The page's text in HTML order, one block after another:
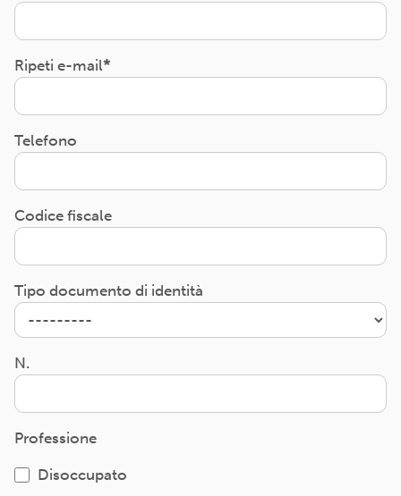
Ripeti e-mail
Telefono
Codice fiscale
Tipo documento di identità
N.
Professione
Disoccupato